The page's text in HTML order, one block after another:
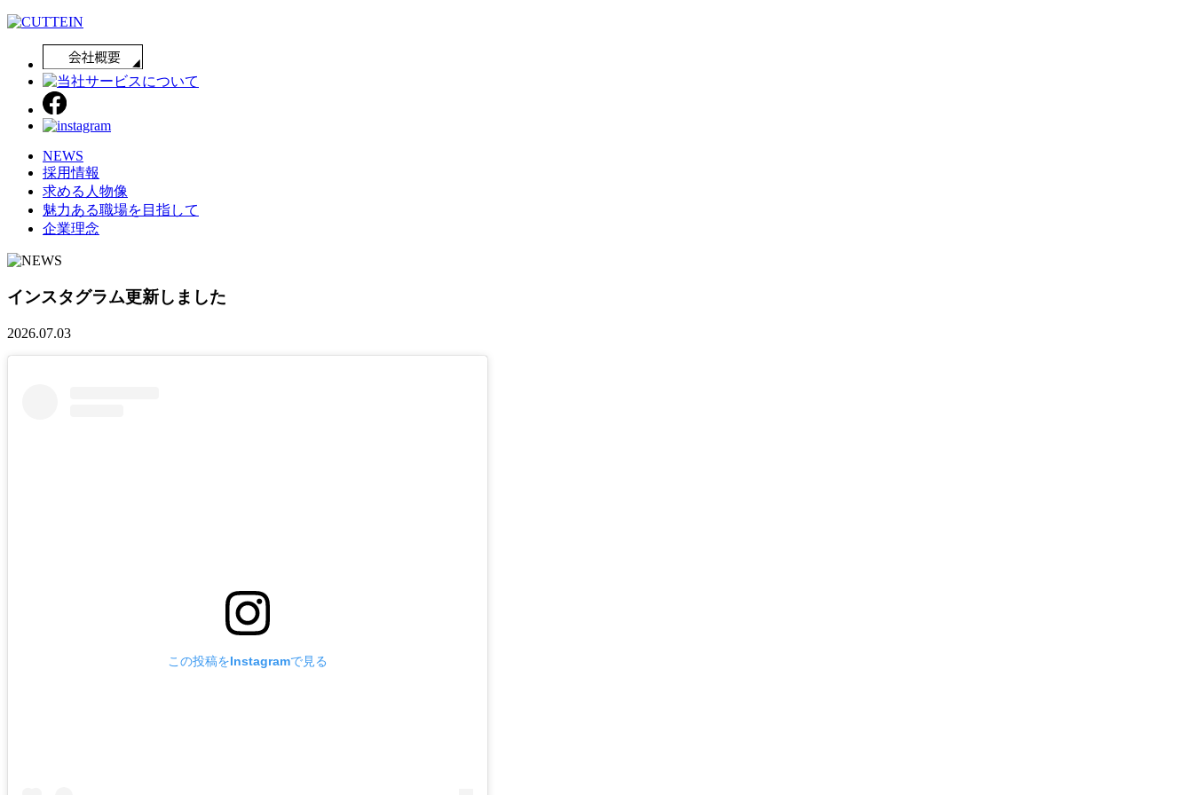
NEWS
採用情報
求める人物像
魅力ある職場を目指して
企業理念
インスタグラム更新しました
2026.07.03
この投稿をInstagramで見る